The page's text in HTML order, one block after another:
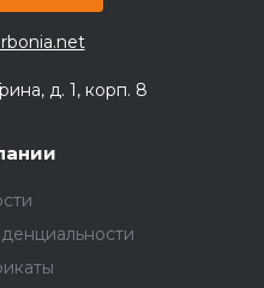
д. 1, корп. 8